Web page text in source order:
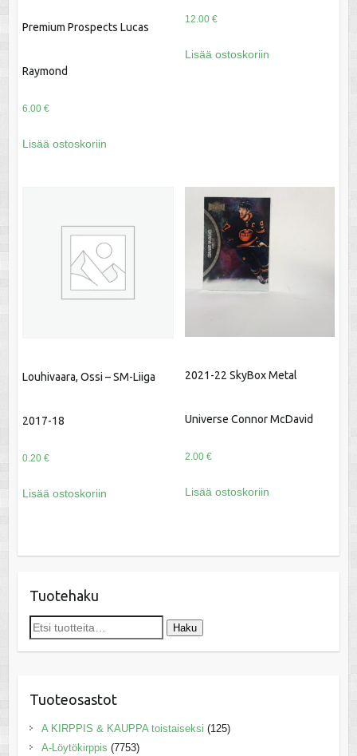
Premium Prospects Lucas
Raymond
6.00 €
Lisää ostoskoriin
12.00 €
Lisää ostoskoriin
Louhivaara, Ossi – SM-Liiga
2017-18
0.20 €
Lisää ostoskoriin
2021-22 SkyBox Metal
Universe Connor McDavid
2.00 €
Lisää ostoskoriin
Tuotehaku
Etsi: Haku
Tuoteosastot
A KIRPPIS & KAUPPA toistaiseksi (125)
A-Löytökirppis (7753)